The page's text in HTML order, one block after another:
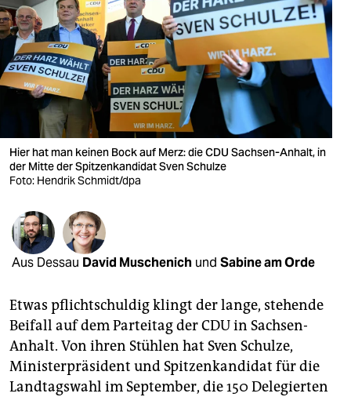
nord
wahrheit
verlag
verlag
veranstaltungen
shop
unterstützen
abo
genossenschaft
epaper login
Hier hat man keinen Bock auf Merz: die CDU Sachsen-Anhalt, in
der Mitte der Spitzenkandidat Sven Schulze
Foto: Hendrik Schmidt/dpa
Aus Dessau David Muschenich und Sabine am Orde
Etwas pflichtschuldig klingt der lange, stehende
Beifall auf dem Parteitag der CDU in Sachsen-
Anhalt. Von ihren Stühlen hat Sven Schulze,
Ministerpräsident und Spitzenkandidat für die
Landtagswahl im September, die 150 Delegierten